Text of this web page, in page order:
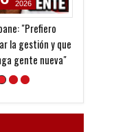
"Prefiero
la gestión y que
gente nueva"
2026